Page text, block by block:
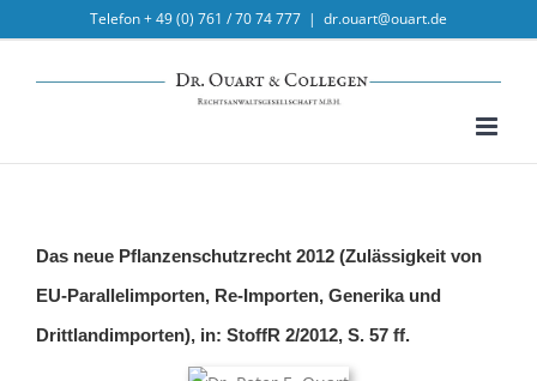
to
content
Telefon + 49 (0) 761 / 70 74 777 | dr.ouart@ouart.de
Das neue Pflanzenschutzrecht 2012 (Zulässigkeit von
EU-Parallelimporten, Re-Importen, Generika und
Drittlandimporten), in: StoffR 2/2012, S. 57 ff.